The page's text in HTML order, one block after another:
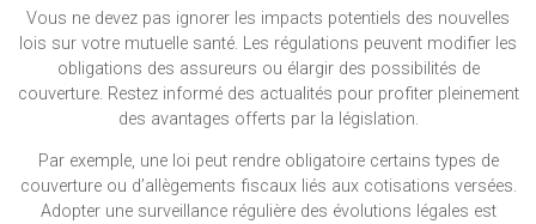
Vous ne devez pas ignorer les impacts potentiels des nouvelles
lois sur votre mutuelle santé. Les régulations peuvent modifier les
obligations des assureurs ou élargir des possibilités de
couverture. Restez informé des actualités pour profiter pleinement
des avantages offerts par la législation.
Par exemple, une loi peut rendre obligatoire certains types de
couverture ou d’allègements fiscaux liés aux cotisations versées.
Adopter une surveillance régulière des évolutions légales est